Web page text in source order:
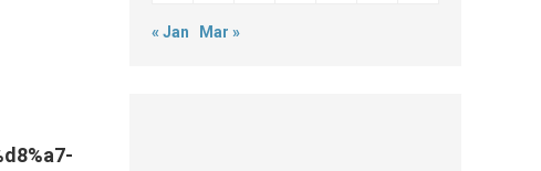
« Jan Mar »